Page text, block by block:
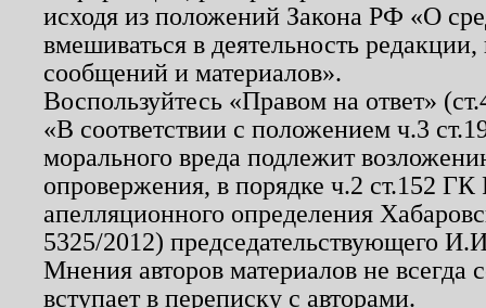
исходя из положений Закона РФ «О
вмешиваться в деятельность
сообщений и материалов».
Воспользуйтесь «Правом на ответ»
«В соответствии с положением ч.3
морального вреда подлежит
опровержения, в порядке ч.2 ст.152
апелляционного определения
5325/2012) председательствующего
Мнения авторов материалов не
вступает в переписку с авторами.